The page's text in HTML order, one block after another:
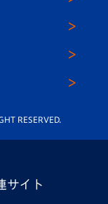
RESERVED.
サイト